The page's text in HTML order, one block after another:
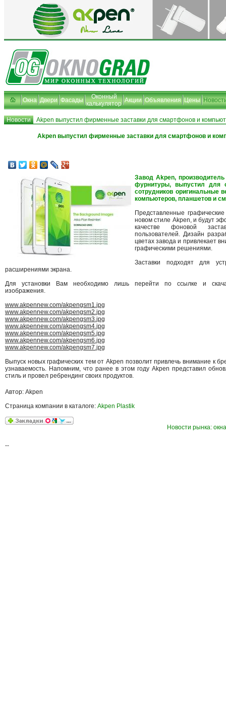
Окна Двери Фасады
Оконный
калькулятор Акции Объявления Цены
Новости Akpen выпустил фирменные заставки для смартфонов и
Akpen выпустил фирменные заставки для смартфонов и
Завод Akpen,
фурнитуры, выпустил для
сотрудников оригинальные
компьютеров, планшетов и
Представленные
новом стиле Akpen, и будут
качестве фоновой
пользователей. Дизайн
цветах завода и привлекает
графическими решениями.
Заставки подходят для
расширениями экрана.
Для установки Вам необходимо лишь перейти по ссылке и
изображения.
www.akpennew.com/akpengsm1.jpg
www.akpennew.com/akpengsm2.jpg
www.akpennew.com/akpengsm3.jpg
www.akpennew.com/akpengsm4.jpg
www.akpennew.com/akpengsm5.jpg
www.akpennew.com/akpengsm6.jpg
www.akpennew.com/akpengsm7.jpg
Выпуск новых графических тем от Akpen позволит привлечь внимание к
узнаваемость. Напомним, что ранее в этом году Akpen представил
стиль и провел ребрендинг своих продуктов.
Автор: Akpen
Страница компании в каталоге: Akpen Plastik
Новости рынка:
--